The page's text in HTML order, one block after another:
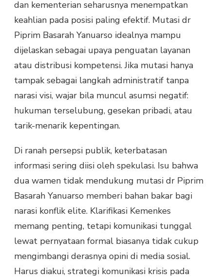
dan kementerian seharusnya menempatkan
keahlian pada posisi paling efektif. Mutasi dr
Piprim Basarah Yanuarso idealnya mampu
dijelaskan sebagai upaya penguatan layanan
atau distribusi kompetensi. Jika mutasi hanya
tampak sebagai langkah administratif tanpa
narasi visi, wajar bila muncul asumsi negatif:
hukuman terselubung, gesekan pribadi, atau
tarik-menarik kepentingan.
Di ranah persepsi publik, keterbatasan
informasi sering diisi oleh spekulasi. Isu bahwa
dua wamen tidak mendukung mutasi dr Piprim
Basarah Yanuarso memberi bahan bakar bagi
narasi konflik elite. Klarifikasi Kemenkes
memang penting, tetapi komunikasi tunggal
lewat pernyataan formal biasanya tidak cukup
mengimbangi derasnya opini di media sosial.
Harus diakui, strategi komunikasi krisis pada